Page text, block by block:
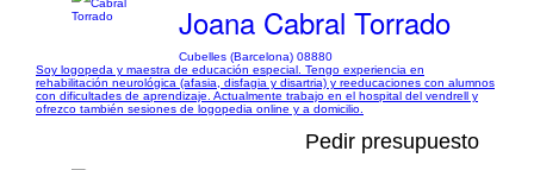
Joana Cabral Torrado
Cubelles (Barcelona) 08880
Soy logopeda y maestra de educación especial. Tengo experiencia en
rehabilitación neurológica (afasia, disfagia y disartria) y reeducaciones con alumnos
con dificultades de aprendizaje. Actualmente trabajo en el hospital del vendrell y
ofrezco también sesiones de logopedia online y a domicilio.
Pedir presupuesto